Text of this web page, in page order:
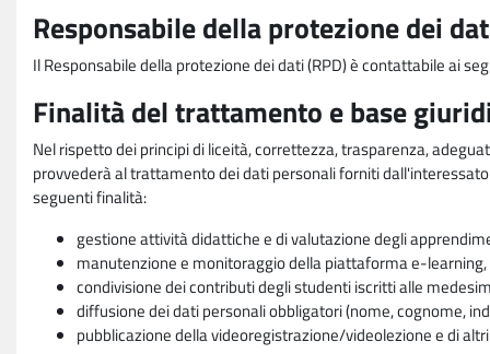
Responsabile della protezione dei
Il Responsabile della protezione dei dati (RPD) è contattabile ai
Finalità del trattamento e base
Nel rispetto dei principi di liceità, correttezza, trasparenza,
provvederà al trattamento dei dati personali forniti
seguenti finalità:
gestione attività didattiche e di valutazione degli
manutenzione e monitoraggio della piattaforma e-
condivisione dei contributi degli studenti iscritti alle
diffusione dei dati personali obbligatori (nome, cognome,
pubblicazione della videoregistrazione/videolezione e di